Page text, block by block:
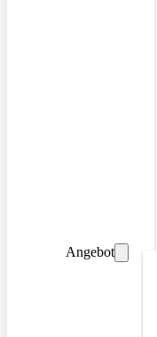
Angebot